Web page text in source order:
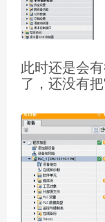
此时还是会
了，还没有